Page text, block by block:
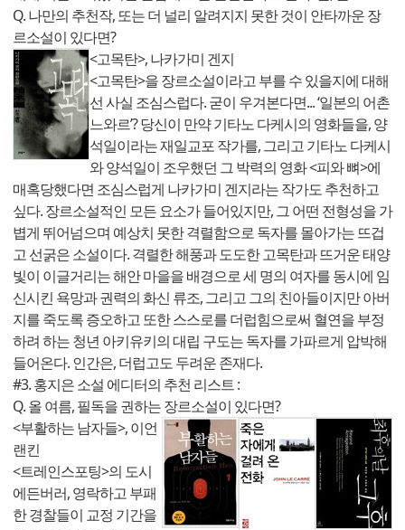
Q. 나만의 추천작, 또는 더 널리 알려지지 못한 것이 안타까운 장
르소설이 있다면?
<고목탄>, 나카가미 겐지
<고목탄>을 장르소설이라고 부를 수 있을지에 대해
선 사실 조심스럽다. 굳이 우겨본다면... ‘일본의 어촌
느와르’? 당신이 만약 기타노 다케시의 영화들을, 양
석일이라는 재일교포 작가를, 그리고 기타노 다케시
와 양석일이 조우했던 그 박력의 영화 <피와 뼈>에
매혹당했다면 조심스럽게 나카가미 겐지라는 작가도 추천하고
싶다. 장르소설적인 모든 요소가 들어있지만, 그 어떤 전형성을 가
볍게 뛰어넘으며 예상치 못한 격렬함으로 독자를 몰아가는 뜨겁
고 선굵은 소설이다. 격렬한 해풍과 도도한 고목탄과 뜨거운 태양
빛이 이글거리는 해안 마을을 배경으로 세 명의 여자를 동시에 임
신시킨 욕망과 권력의 화신 류조, 그리고 그의 친아들이지만 아버
지를 죽도록 증오하고 또한 스스로를 더럽힘으로써 혈연을 부정
하려 하는 청년 아키유키의 대립 구도는 독자를 가파르게 압박해
들어온다. 인간은, 더럽고도 두려운 존재다.
#3. 홍지은 소설 에디터의 추천 리스트 :
Q. 올 여름, 필독을 권하는 장르소설이 있다면?
<부활하는 남자들>, 이언
랜킨
<트레인스포팅>의 도시
에든버러, 영락하고 부패
한 경찰들이 교정 기간을